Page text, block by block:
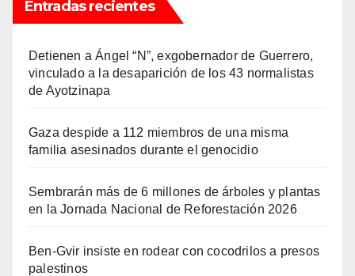
Entradas recientes
Detienen a Ángel “N”, exgobernador de Guerrero,
vinculado a la desaparición de los 43 normalistas
de Ayotzinapa
Gaza despide a 112 miembros de una misma
familia asesinados durante el genocidio
Sembrarán más de 6 millones de árboles y plantas
en la Jornada Nacional de Reforestación 2026
Ben-Gvir insiste en rodear con cocodrilos a presos
palestinos